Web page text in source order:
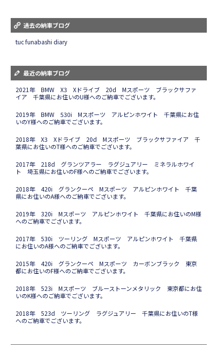
過去の納車ブログ
tuc funabashi diary
最近の納車ブログ
2021年 BMW X3 Xドライブ 20d Mスポーツ ブラックサファ
イア 千葉県にお住いのU様へのご納車でございます。
2019年 BMW 530i Mスポーツ アルピンホワイト 千葉県にお住
いのY様へのご納車でございます。
2018年 X3 Xドライブ 20d Mスポーツ ブラックサファイア 千
葉県にお住いのT様へのご納車でございます。
2017年 218d グランツアラー ラグジュアリー ミネラルホワイ
ト 埼玉県にお住いのF様へのご納車でございます。
2018年 420i グランクーペ Mスポーツ アルピンホワイト 千葉
県にお住いのA様へのご納車でございます。
2019年 320i Mスポーツ アルピンホワイト 千葉県にお住いのM様
へのご納車でございます。
2017年 530i ツーリング Mスポーツ アルピンホワイト 千葉県
にお住いのA様へのご納車でございます。
2015年 420i グランクーペ Mスポーツ カーボンブラック 東京
都にお住いのF様へのご納車でございます。
2018年 523i Mスポーツ ブルーストーンメタリック 東京都にお住
いのK様へのご納車でございます。
2018年 523d ツーリング ラグジュアリー 千葉県にお住いのT様
へのご納車でございます。